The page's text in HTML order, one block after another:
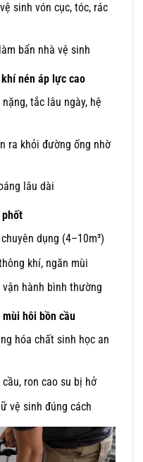
sinh vón cục, tóc, rác
bẩn nhà vệ sinh
nén áp lực cao
tắc lâu ngày, hệ
ra khỏi đường ống nhờ
lâu dài
phốt
dụng (4–10m³)
khí, ngăn mùi
hành bình thường
hôi bồn cầu
hóa chất sinh học an
ron cao su bị hở
vệ sinh đúng cách